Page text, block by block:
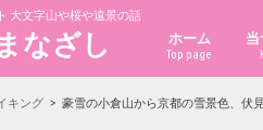
大文字山や桜や遠景の話
なざし ホーム
Top page
キング 豪雪の小倉山から京都の雪景色、伏